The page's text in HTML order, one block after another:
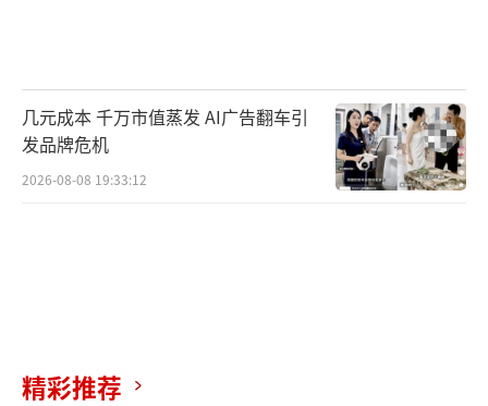
几元成本 千万市值蒸发 AI广告翻车引
发品牌危机
2026-08-08 19:33:12
精彩推荐